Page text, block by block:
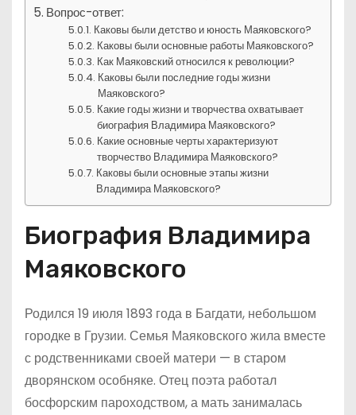
Вопрос-ответ:
Каковы были детство и юность Маяковского?
Каковы были основные работы Маяковского?
Как Маяковский относился к революции?
Каковы были последние годы жизни
Маяковского?
Какие годы жизни и творчества охватывает
биография Владимира Маяковского?
Какие основные черты характеризуют
творчество Владимира Маяковского?
Каковы были основные этапы жизни
Владимира Маяковского?
Биография Владимира
Маяковского
Родился 19 июля 1893 года в Багдати, небольшом
городке в Грузии. Семья Маяковского жила вместе
с родственниками своей матери — в старом
дворянском особняке. Отец поэта работал
босфорским пароходством, а мать занималась